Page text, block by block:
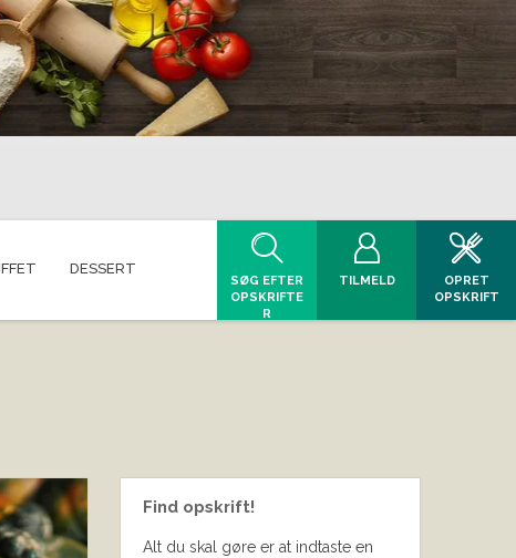
DESSERT
SØG EFTER
OPSKRIFTE
R
TILMELD
OPRET
OPSKRIFT
Find opskrift!
Alt du skal gøre er at indtaste en